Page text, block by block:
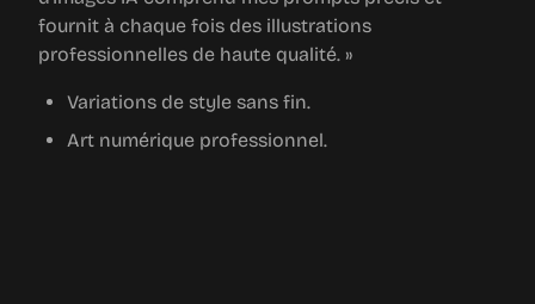
fournit à chaque fois des illustrations
professionnelles de haute qualité. »
Variations de style sans fin.
Art numérique professionnel.